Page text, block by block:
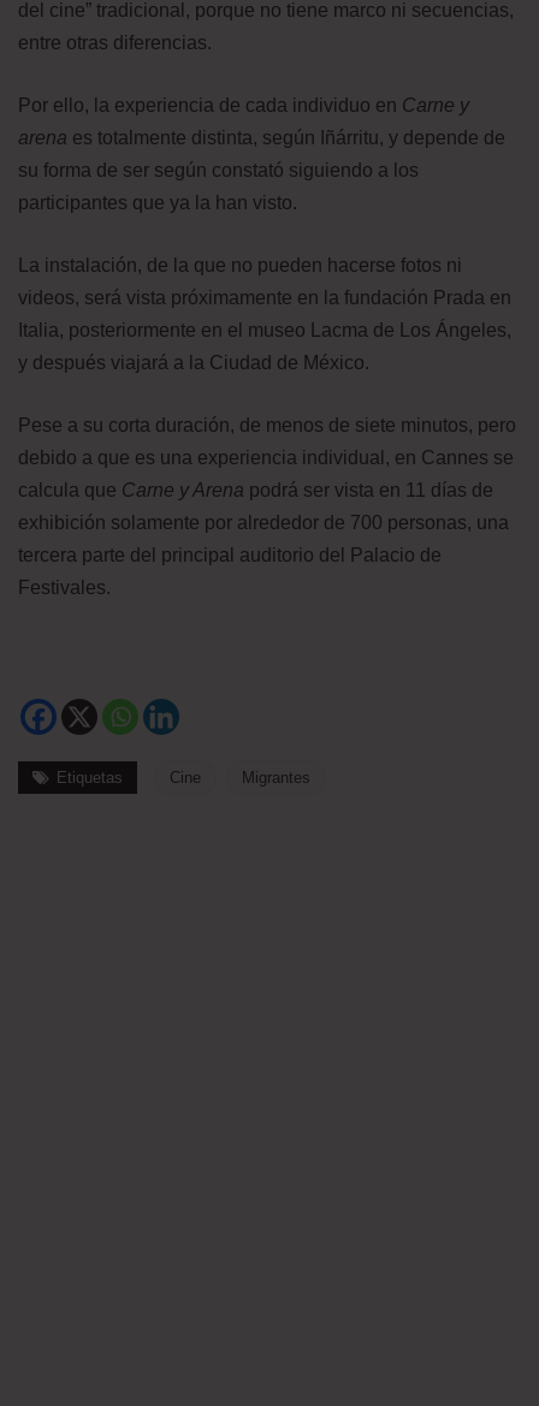
del cine” tradicional, porque no tiene marco ni secuencias,
entre otras diferencias.
Por ello, la experiencia de cada individuo en Carne y
arena es totalmente distinta, según Iñárritu, y depende de
su forma de ser según constató siguiendo a los
participantes que ya la han visto.
La instalación, de la que no pueden hacerse fotos ni
videos, será vista próximamente en la fundación Prada en
Italia, posteriormente en el museo Lacma de Los Ángeles,
y después viajará a la Ciudad de México.
Pese a su corta duración, de menos de siete minutos, pero
debido a que es una experiencia individual, en Cannes se
calcula que Carne y Arena podrá ser vista en 11 días de
exhibición solamente por alrededor de 700 personas, una
tercera parte del principal auditorio del Palacio de
Festivales.
Etiquetas Cine Migrantes